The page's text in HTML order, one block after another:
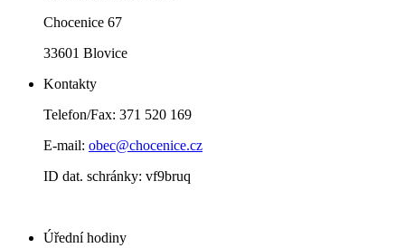
Chocenice 67
33601 Blovice
Kontakty
Telefon/Fax: 371 520 169
E-mail: obec@chocenice.cz
ID dat. schránky: vf9bruq
Úřední hodiny